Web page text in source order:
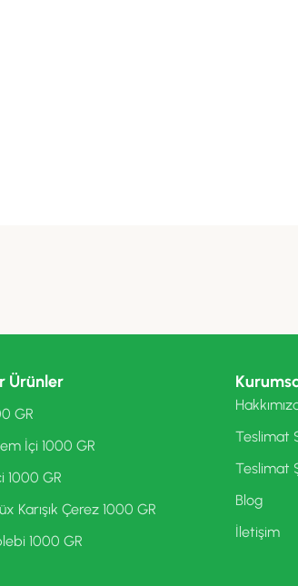
Ürünler
GR
İçi 1000 GR
1000 GR
Karışık Çerez 1000 GR
1000 GR
Teslimat
Teslimat
Blog
İletişim